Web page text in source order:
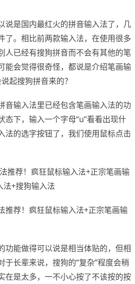
说是国内最红火的拼音输入法了，几
了。相比前两款输入法，在使用很多
人已经有搜狗拼音而不会有其他的笔
能会觉得很奇怪，都说是介绍笔画输
起搜狗拼音来的？
音输入法里已经包含笔画输入法的功
态下，输入一个字母“u”看看出现什
法的选字按钮了，我们使用鼠标点击
功能做得可以说是相当体贴的，但相
于长辈来说，搜狗的“复杂”程度会稍
在是太多，一不小心按了不该按的按